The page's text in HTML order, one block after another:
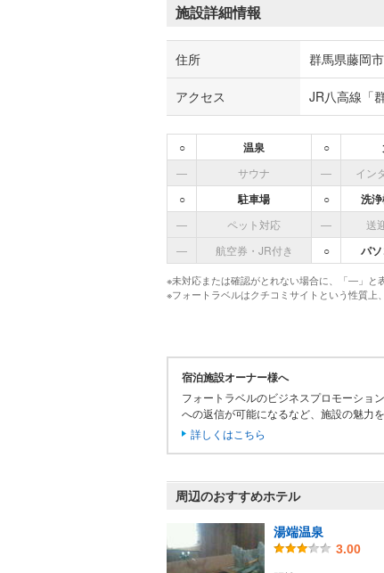
1.料理はとても美味しい
2.スタッフの方もにこやかで優しい対
3.温泉は確かにつるつるしますが(私
感じがして
少し物足りなかった
5.お部屋は古い感じ、居心地や景色が
6.男性の浴衣(大)の丈が短くて、
大きい方は、特大を貸してもらうと
7.大したことではないがちょっとした
でもバスタオルや所々に、ゲスト
施設詳細情報
住所 群馬県藤岡
アクセス JR八高線「
○ 温泉 ○
―
サウナ ― イン
○
駐車場 ○ 洗
―
ペット対応 ― 送
―
航空券・JR付き ○ パ
※未対応または確認がとれない場合に、「―」と
※フォートラベルはクチコミサイトという性質上
宿泊施設オーナー様へ
フォートラベルのビジネスプロモーショ
への返信が可能になるなど、施設の魅力
詳しくはこちら
周辺のおすすめホテル
湯端温泉
3.00